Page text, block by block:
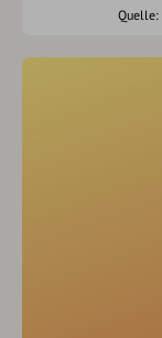
Quelle: